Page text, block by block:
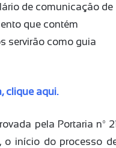
de comunicação de
que contém
servirão como guia
clique aqui.
pela Portaria nº
o início do processo